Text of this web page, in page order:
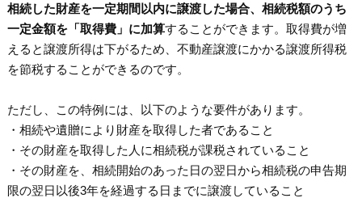
相続した財産を一定期間以内に譲渡した場合、相続税額のうち
一定金額を「取得費」に加算することができます。取得費が増
えると譲渡所得は下がるため、不動産譲渡にかかる譲渡所得税
を節税することができるのです。
ただし、この特例には、以下のような要件があります。
・相続や遺贈により財産を取得した者であること
・その財産を取得した人に相続税が課税されていること
・その財産を、相続開始のあった日の翌日から相続税の申告期
限の翌日以後3年を経過する日までに譲渡していること